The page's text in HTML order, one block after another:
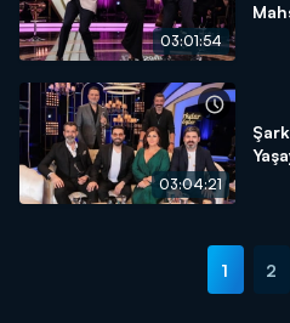
03:01:54
03:04:21
1 2